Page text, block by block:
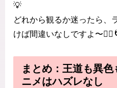
💡
どれから観るか迷ったら、
けば間違いなしですよ〜
まとめ：王道も異
ニメはハズレなし